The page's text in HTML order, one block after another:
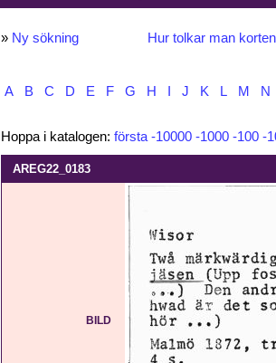
» Ny sökning Hur tolkar man
A B C D E F G H J K L M N
Hoppa i katalogen: första -10000 -1000 -100 -
AREG22_0183
BILD